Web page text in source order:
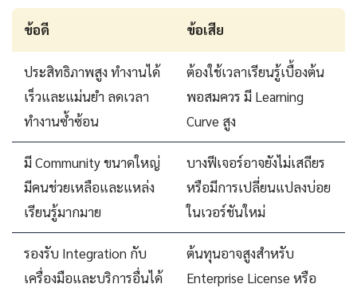
ข้อดี ข้อเสีย
ประสิทธิภาพสูง ทำงานได้
เร็วและแม่นยำ ลดเวลา
ทำงานซ้ำซ้อน
ต้องใช้เวลาเรียนรู้เบื้องต้น
พอสมควร มี Learning
Curve สูง
มี Community ขนาดใหญ่
มีคนช่วยเหลือและแหล่ง
เรียนรู้มากมาย
บางฟีเจอร์อาจยังไม่เสถียร
หรือมีการเปลี่ยนแปลงบ่อย
ในเวอร์ชันใหม่
รองรับ Integration กับ
เครื่องมือและบริการอื่นได้
ต้นทุนอาจสูงสำหรับ
Enterprise License หรือ